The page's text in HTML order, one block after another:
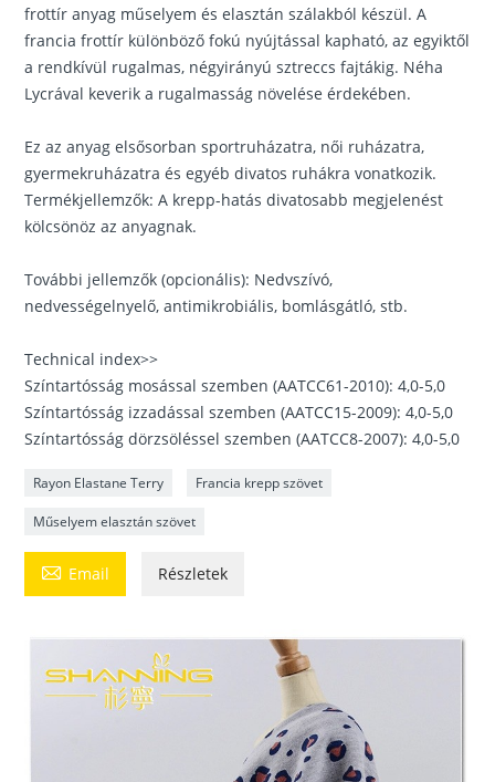
frottír anyag műselyem és elasztán szálakból készül. A
francia frottír különböző fokú nyújtással kapható, az egyiktől
a rendkívül rugalmas, négyirányú sztreccs fajtákig. Néha
Lycrával keverik a rugalmasság növelése érdekében.
Ez az anyag elsősorban sportruházatra, női ruházatra,
gyermekruházatra és egyéb divatos ruhákra vonatkozik.
Termékjellemzők: A krepp-hatás divatosabb megjelenést
kölcsönöz az anyagnak.
További jellemzők (opcionális): Nedvszívó,
nedvességelnyelő, antimikrobiális, bomlásgátló, stb.
Technical index>>
Színtartósság mosással szemben (AATCC61-2010): 4,0-5,0
Színtartósság izzadással szemben (AATCC15-2009): 4,0-5,0
Színtartósság dörzsöléssel szemben (AATCC8-2007): 4,0-5,0
Rayon Elastane Terry Francia krepp szövet
Műselyem elasztán szövet
 Email Részletek